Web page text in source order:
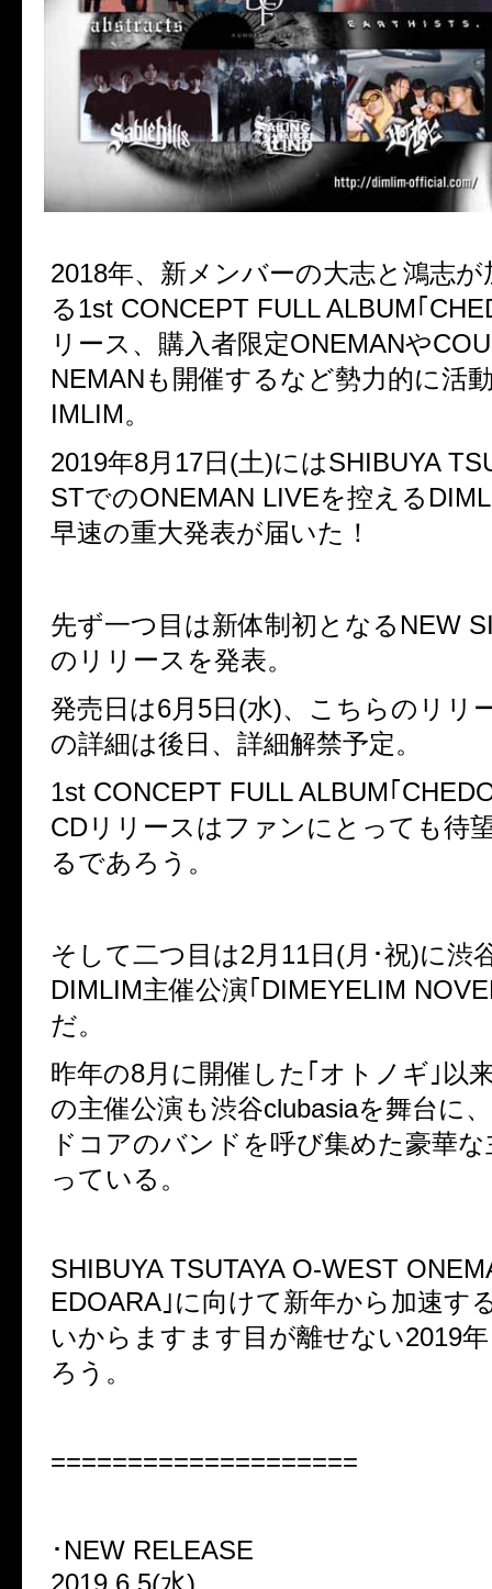
2018年、新メンバーの大志と鴻志
る1st CONCEPT FULL ALBUM｢
リース、購入者限定ONEMANや
NEMANも開催するなど勢力的に活
IMLIM。
2019年8月17日(土)にはSHIBUYA
STでのONEMAN LIVEを控える
早速の重大発表が届いた！
先ず一つ目は新体制初となるNEW
のリリースを発表。
発売日は6月5日(水)、こちらのリリ
の詳細は後日、詳細解禁予定。
1st CONCEPT FULL ALBUM｢
CDリリースはファンにとっても待
るであろう。
そして二つ目は2月11日(月･祝)に渋
DIMLIM主催公演｢DIMEYELIM
だ。
昨年の8月に開催した｢オトノギ｣以
の主催公演も渋谷clubasiaを舞台に
ドコアのバンドを呼び集めた豪華
っている。
SHIBUYA TSUTAYA O-WEST
EDOARA｣に向けて新年から加速す
いからますます目が離せない2019
ろう。
====================
･NEW RELEASE